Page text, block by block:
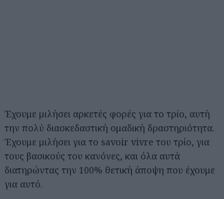
Έχουμε μιλήσει αρκετές φορές για το τρίο, αυτή
την πολύ διασκεδαστική ομαδική δραστηριότητα.
Έχουμε μιλήσει για το savoir vivre του τρίο, για
τους βασικούς του κανόνες, και όλα αυτά
διατηρώντας την 100% θετική άποψη που έχουμε
για αυτό.